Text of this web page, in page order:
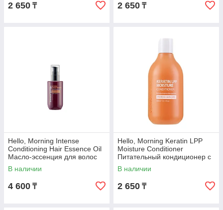
2 650 ₸ 2 650 ₸
Hello, Morning Intense
Conditioning Hair Essence Oil
Масло-эссенция для волос
100 мл
В наличии
4 600 ₸
Hello, Morning Keratin LPP
Moisture Conditioner
Питательный кондиционер с
кератином 300 мл
В наличии
2 650 ₸